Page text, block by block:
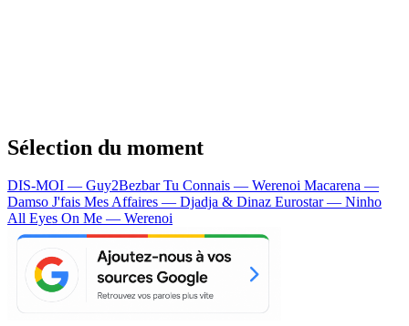
Sélection du moment
DIS-MOI — Guy2BezbarTu Connais — Werenoi Macarena —
Damso J'fais Mes Affaires — Djadja & Dinaz Eurostar — Ninho
All Eyes On Me — Werenoi